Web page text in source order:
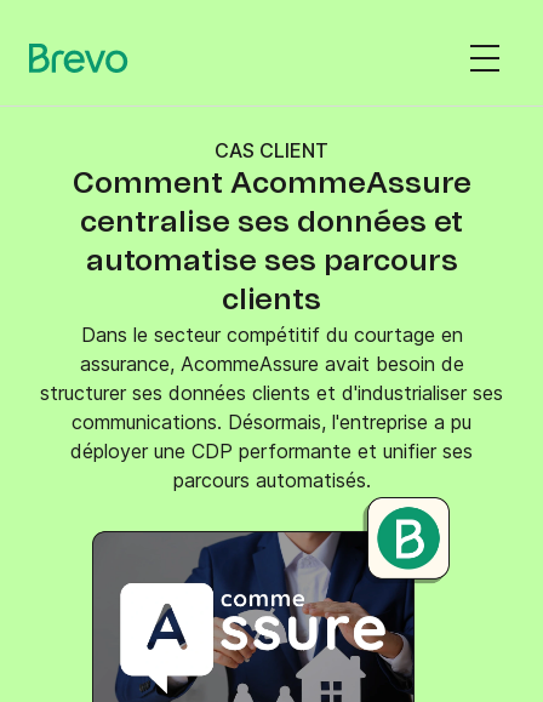
CAS CLIENT
Comment AcommeAssure
centralise ses données et
automatise ses parcours
clients
Dans le secteur compétitif du courtage en
assurance, AcommeAssure avait besoin de
structurer ses données clients et d'industrialiser ses
communications. Désormais, l'entreprise a pu
déployer une CDP performante et unifier ses
parcours automatisés.